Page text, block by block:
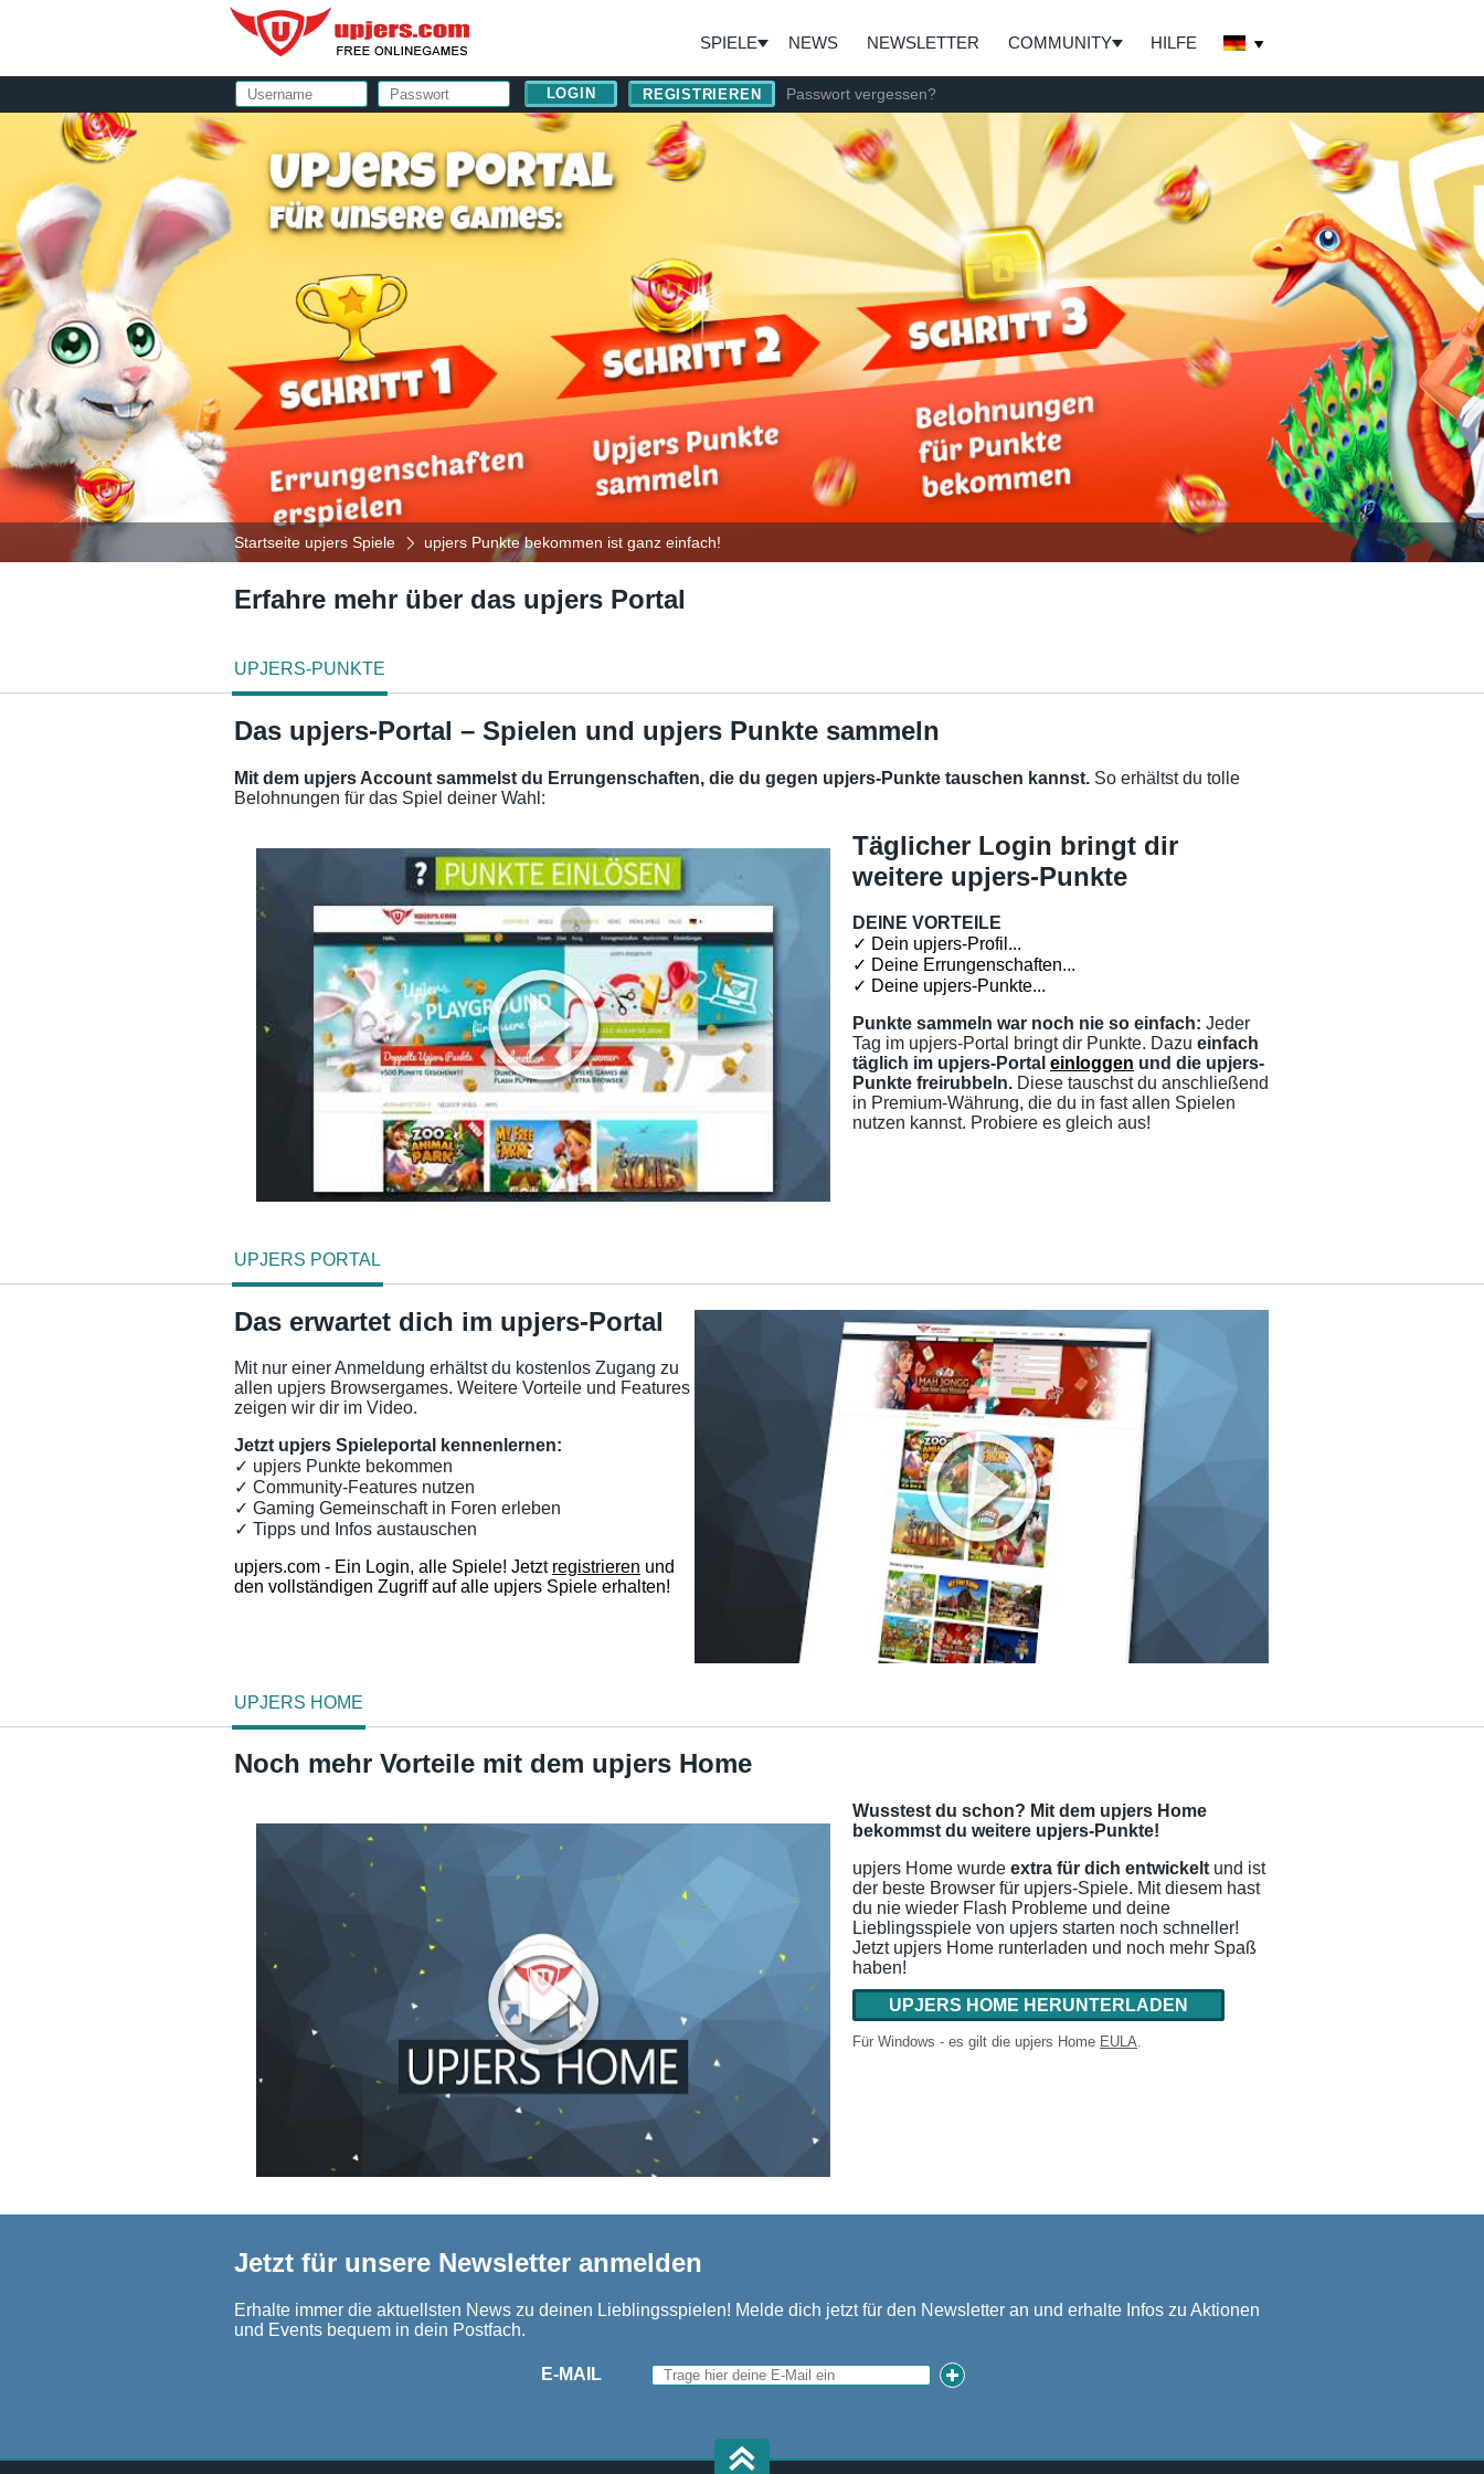
SPIELE NEWS NEWSLETTER COMMUNITY HILFE
REGISTRIEREN Passwort vergessen?
Startseite upjers Spiele upjers Punkte bekommen ist ganz einfach!
Erfahre mehr über das upjers Portal
UPJERS-PUNKTE
Das upjers-Portal – Spielen und upjers Punkte sammeln
Mit dem upjers Account sammelst du Errungenschaften, die du gegen upjers-Punkte tauschen kannst. So erhältst du tolle
Belohnungen für das Spiel deiner Wahl:
Täglicher Login bringt dir
weitere upjers-Punkte
DEINE VORTEILE
✓ Dein upjers-Profil...
✓ Deine Errungenschaften...
✓ Deine upjers-Punkte...
Punkte sammeln war noch nie so einfach: Jeder
Tag im upjers-Portal bringt dir Punkte. Dazu einfach
täglich im upjers-Portal einloggen und die upjers-
Punkte freirubbeln. Diese tauschst du anschließend
in Premium-Währung, die du in fast allen Spielen
nutzen kannst. Probiere es gleich aus!
UPJERS PORTAL
Das erwartet dich im upjers-Portal
Mit nur einer Anmeldung erhältst du kostenlos Zugang zu
allen upjers Browsergames. Weitere Vorteile und Features
zeigen wir dir im Video.
Jetzt upjers Spieleportal kennenlernen:
✓ upjers Punkte bekommen
✓ Community-Features nutzen
✓ Gaming Gemeinschaft in Foren erleben
✓ Tipps und Infos austauschen
upjers.com - Ein Login, alle Spiele! Jetzt registrieren und
den vollständigen Zugriff auf alle upjers Spiele erhalten!
UPJERS HOME
Noch mehr Vorteile mit dem upjers Home
Wusstest du schon? Mit dem upjers Home
bekommst du weitere upjers-Punkte!
upjers Home wurde extra für dich entwickelt und ist
der beste Browser für upjers-Spiele. Mit diesem hast
du nie wieder Flash Probleme und deine
Lieblingsspiele von upjers starten noch schneller!
Jetzt upjers Home runterladen und noch mehr Spaß
haben!
UPJERS HOME HERUNTERLADEN
Für Windows - es gilt die upjers Home EULA.
Jetzt für unsere Newsletter anmelden
Erhalte immer die aktuellsten News zu deinen Lieblingsspielen! Melde dich jetzt für den Newsletter an und erhalte Infos zu Aktionen
und Events bequem in dein Postfach.
E-MAIL